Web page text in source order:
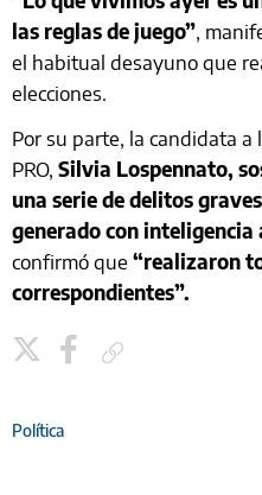
las reglas de juego”,
el habitual desayuno que
elecciones.
Por su parte, la candidata
PRO, Silvia Lospennato,
una serie de delitos
generado con
confirmó que “realizaron
correspondientes”.
Política